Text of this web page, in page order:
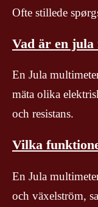
Ofte stillede
Vad är en
En Jula
mäta olika
och resistans.
Vilka
En Jula
och växelström,